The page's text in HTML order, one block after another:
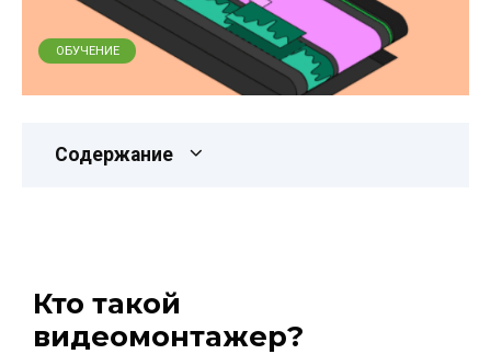
ОБУЧЕНИЕ
Содержание
Кто такой
видеомонтажер?